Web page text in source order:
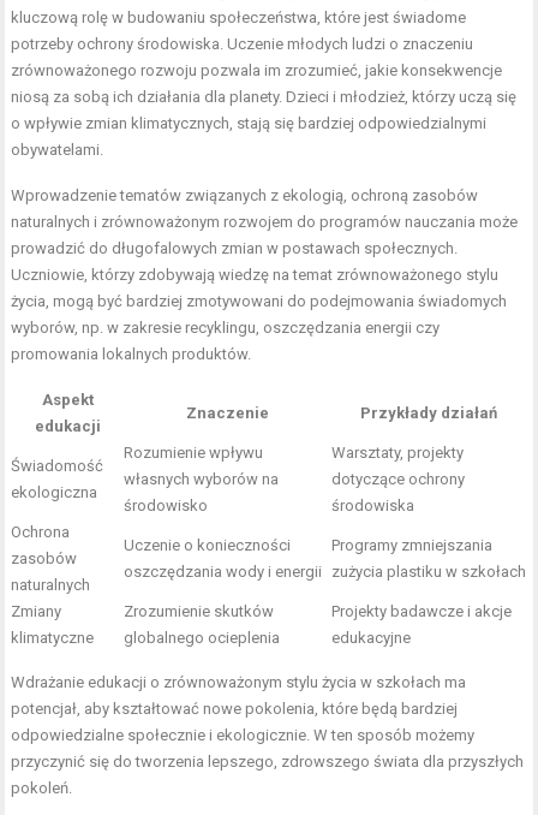
kluczową rolę w budowaniu społeczeństwa, które jest świadome
potrzeby ochrony środowiska. Uczenie młodych ludzi o znaczeniu
zrównoważonego rozwoju pozwala im zrozumieć, jakie konsekwencje
niosą za sobą ich działania dla planety. Dzieci i młodzież, którzy uczą się
o wpływie zmian klimatycznych, stają się bardziej odpowiedzialnymi
obywatelami.
Wprowadzenie tematów związanych z ekologią, ochroną zasobów
naturalnych i zrównoważonym rozwojem do programów nauczania może
prowadzić do długofalowych zmian w postawach społecznych.
Uczniowie, którzy zdobywają wiedzę na temat zrównoważonego stylu
życia, mogą być bardziej zmotywowani do podejmowania świadomych
wyborów, np. w zakresie recyklingu, oszczędzania energii czy
promowania lokalnych produktów.
Aspekt
edukacji
Znaczenie Przykłady działań
Świadomość
ekologiczna
Rozumienie wpływu
własnych wyborów na
środowisko
Warsztaty, projekty
dotyczące ochrony
środowiska
Ochrona
zasobów
naturalnych
Uczenie o konieczności
oszczędzania wody i energii
Programy zmniejszania
zużycia plastiku w szkołach
Zmiany
klimatyczne
Zrozumienie skutków
globalnego ocieplenia
Projekty badawcze i akcje
edukacyjne
Wdrażanie edukacji o zrównoważonym stylu życia w szkołach ma
potencjał, aby kształtować nowe pokolenia, które będą bardziej
odpowiedzialne społecznie i ekologicznie. W ten sposób możemy
przyczynić się do tworzenia lepszego, zdrowszego świata dla przyszłych
pokoleń.